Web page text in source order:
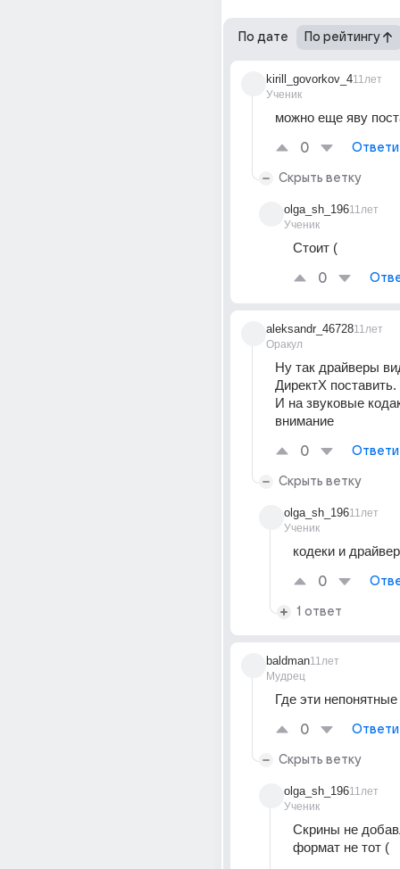
По дате По рейтингу
kirill_govorkov_4
Ученик
11лет
можно еще яву
0
Скрыть ветку
olga_sh_196
Ученик
11лет
Стоит (
0
aleksandr_46728
Оракул
11лет
Ну так драйверы
ДиректХ поставить.
И на звуковые
внимание
0
Скрыть ветку
olga_sh_196
Ученик
11лет
кодеки и
0
1 ответ
baldman
Мудрец
11лет
Где эти
0
Скрыть ветку
olga_sh_196
Ученик
11лет
Скрины не
формат не тот (